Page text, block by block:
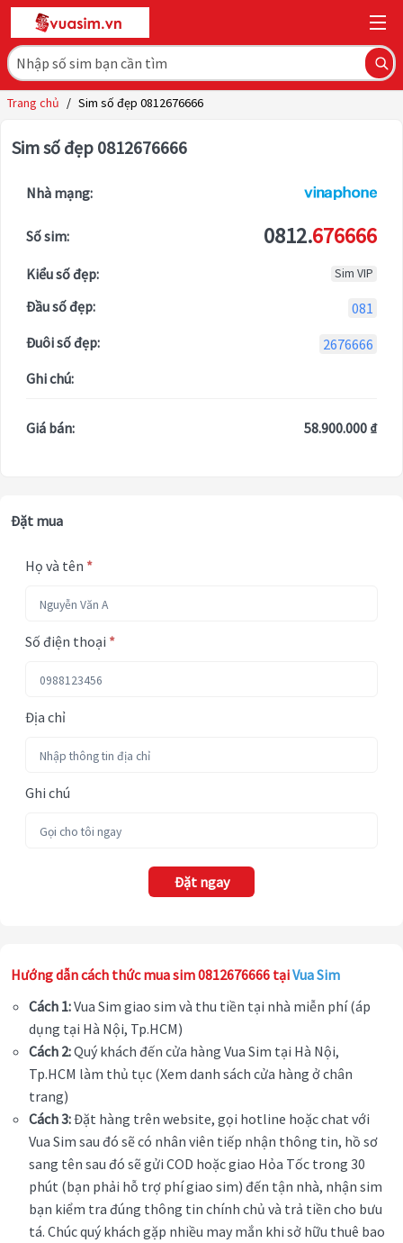
Trang chủ / Sim số đẹp 0812676666
Sim số đẹp 0812676666
Nhà mạng:
Số sim: 0812.676666
Kiểu số đẹp: Sim VIP
Đầu số đẹp:
081
Đuôi số đẹp:
2676666
Ghi chú:
Giá bán: 58.900.000 ₫
Đặt mua
Họ và tên *
Số điện thoại *
Địa chỉ
Ghi chú
Đặt ngay
Hướng dẫn cách thức mua sim 0812676666 tạiVua Sim
Cách 1:Vua Sim giao sim và thu tiền tại nhà miễn phí (áp
dụng tại Hà Nội, Tp.HCM)
Cách 2:Quý khách đến cửa hàng Vua Sim tại Hà Nội,
Tp.HCM làm thủ tục (Xem danh sách cửa hàng ở chân
trang)
Cách 3:Đặt hàng trên website, gọi hotline hoặc chat với
Vua Sim sau đó sẽ có nhân viên tiếp nhận thông tin, hồ sơ
sang tên sau đó sẽ gửi COD hoặc giao Hỏa Tốc trong 30
phút (bạn phải hỗ trợ phí giao sim) đến tận nhà, nhận sim
bạn kiểm tra đúng thông tin chính chủ và trả tiền cho bưu
tá. Chúc quý khách gặp nhiều may mắn khi sở hữu thuê bao